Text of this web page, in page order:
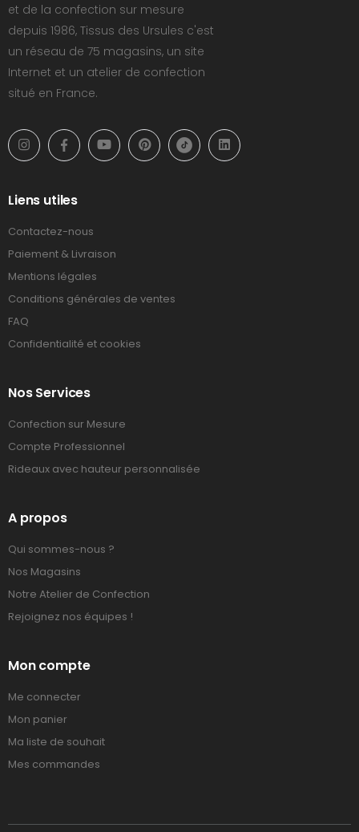
et de la confection sur mesure
depuis 1986, Tissus des Ursules c'est
un réseau de 75 magasins, un site
Internet et un atelier de confection
situé en France.
Liens utiles
Contactez-nous
Paiement & Livraison
Mentions légales
Conditions générales de ventes
FAQ
Confidentialité et cookies
Nos Services
Confection sur Mesure
Compte Professionnel
Rideaux avec hauteur personnalisée
A propos
Qui sommes-nous ?
Nos Magasins
Notre Atelier de Confection
Rejoignez nos équipes !
Mon compte
Me connecter
Mon panier
Ma liste de souhait
Mes commandes